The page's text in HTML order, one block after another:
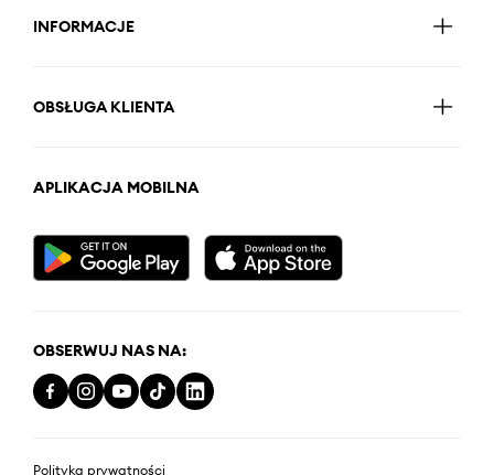
INFORMACJE
OBSŁUGA KLIENTA
APLIKACJA MOBILNA
OBSERWUJ NAS NA:
Polityka prywatności